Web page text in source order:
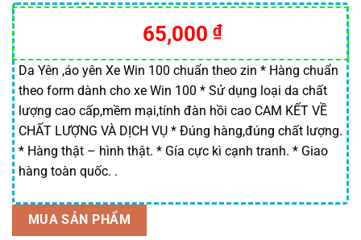
5.00trên 5
dựa trên
6
đánh giá
Giá
gốc
là:
75,000 ₫.
65,000 ₫Giá
hiện
tại
là:
65,000 ₫.
Da Yên ,áo yên Xe Win 100 chuẩn theo zin * Hàng chuẩn
theo form dành cho xe Win 100 * Sử dụng loại da chất
lượng cao cấp,mềm mại,tính đàn hồi cao CAM KẾT VỀ
CHẤT LƯỢNG VÀ DỊCH VỤ * Đúng hàng,đúng chất lượng.
* Hàng thật – hình thật. * Gía cực kì cạnh tranh. * Giao
hàng toàn quốc. .
MUA SẢN PHẨM